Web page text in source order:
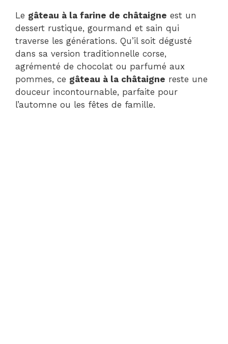
Le gâteau à la farine de châtaigne est un
dessert rustique, gourmand et sain qui
traverse les générations. Qu’il soit dégusté
dans sa version traditionnelle corse,
agrémenté de chocolat ou parfumé aux
pommes, ce gâteau à la châtaigne reste une
douceur incontournable, parfaite pour
l’automne ou les fêtes de famille.